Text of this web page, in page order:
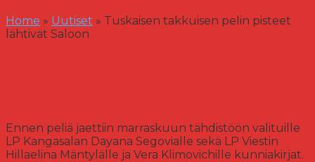
Home » Uutiset » Tuskaisen takkuisen pelin pisteet
lähtivät Saloon
Ennen peliä jaettiin marraskuun tähdistöön valituille
LP Kangasalan Dayana Segovialle sekä LP Viestin
Hillaelina Mäntylälle ja Vera Klimovichille kunniakirjat.